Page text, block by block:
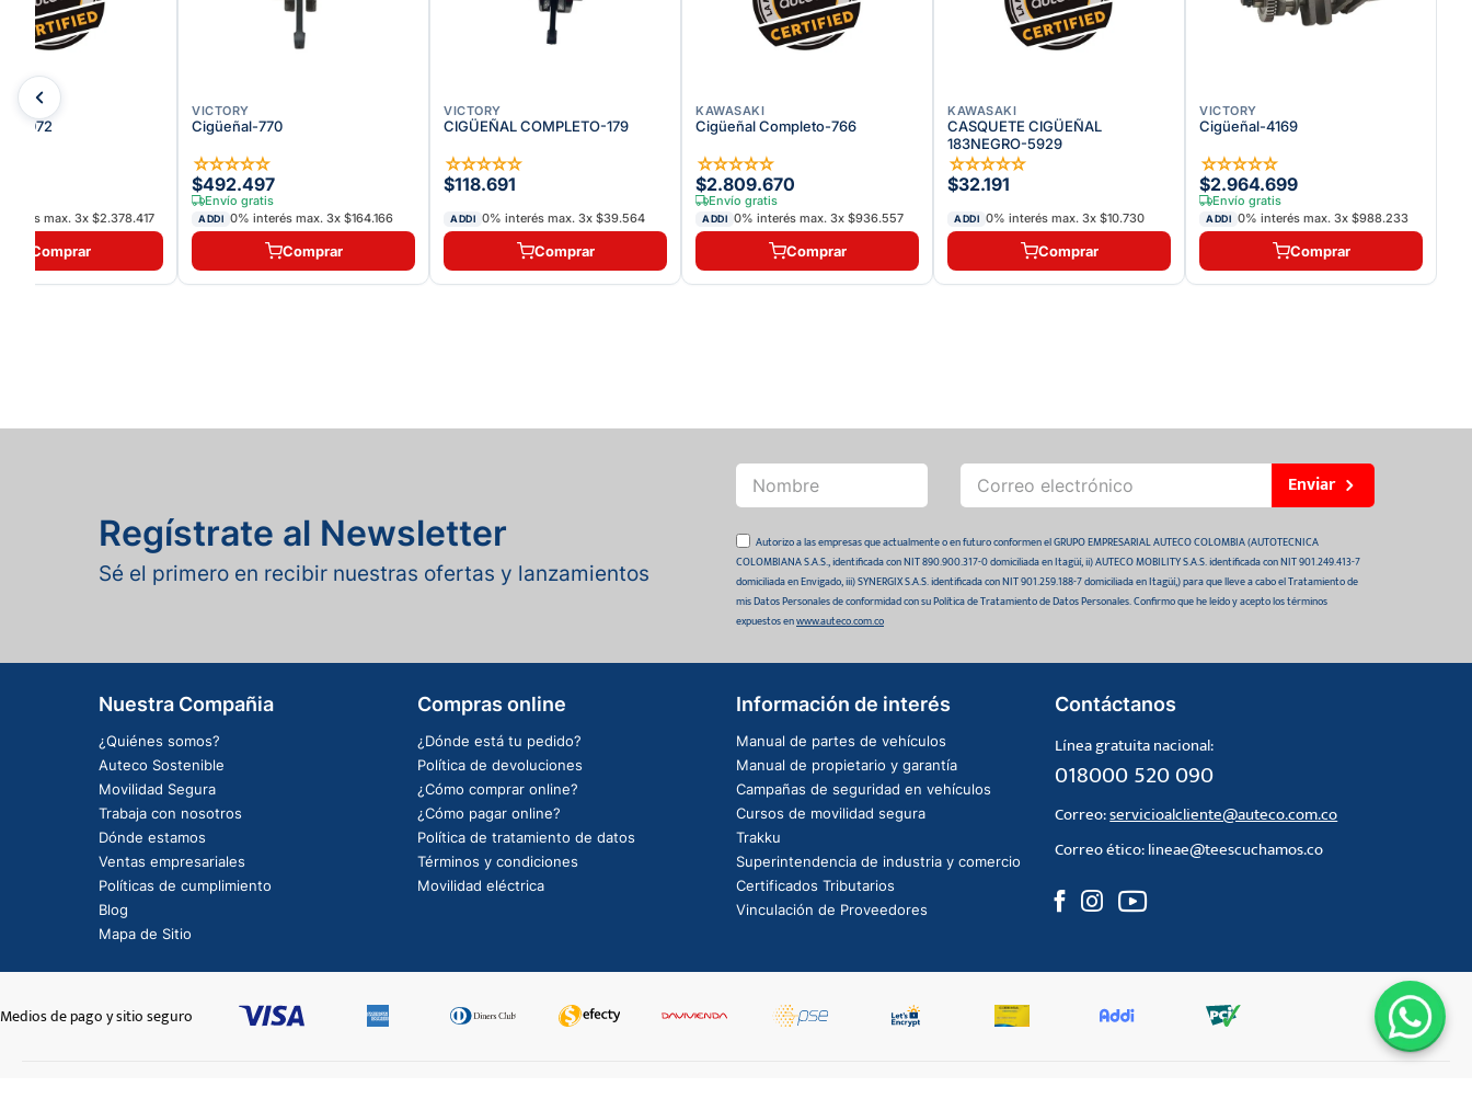
2072
max. 3x $2.378.417
Comprar
VICTORY
Cigüeñal-770
☆☆☆☆☆
$492.497
Envío gratis
ADDI 0% interés max. 3x $164.166
Comprar
VICTORY
CIGÜEÑAL COMPLETO-179
☆☆☆☆☆
$118.691
ADDI 0% interés max. 3x $39.564
Comprar
KAWASAKI
Cigüeñal Completo-766
☆☆☆☆☆
$2.809.670
Envío gratis
ADDI 0% interés max. 3x $936.557
Comprar
KAWASAKI
CASQUETE CIGÜEÑAL
183NEGRO-5929
☆☆☆☆☆
$32.191
ADDI 0% interés max. 3x $10.730
Comprar
VICTORY
Cigüeñal-4169
☆☆☆☆☆
$2.964.699
Envío gratis
ADDI 0% interés max. 3x $988.233
Comprar
Regístrate al Newsletter
Sé el primero en recibir nuestras ofertas y lanzamientos
Enviar
Autorizo a las empresas que actualmente o en futuro conformen el GRUPO EMPRESARIAL AUTECO COLOMBIA (AUTOTECNICA
COLOMBIANA S.A.S., identificada con NIT 890.900.317-0 domiciliada en Itagüí, ii) AUTECO MOBILITY S.A.S. identificada con NIT 901.249.413-7
domiciliada en Envigado, iii) SYNERGIX S.A.S. identificada con NIT 901.259.188-7 domiciliada en Itagüí,) para que lleve a cabo el Tratamiento de
mis Datos Personales de conformidad con su Política de Tratamiento de Datos Personales. Confirmo que he leído y acepto los términos
expuestos enwww.auteco.com.co
Nuestra Compañia
¿Quiénes somos?
Auteco Sostenible
Movilidad Segura
Trabaja con nosotros
Dónde estamos
Ventas empresariales
Políticas de cumplimiento
Blog
Mapa de Sitio
Compras online
¿Dónde está tu pedido?
Política de devoluciones
¿Cómo comprar online?
¿Cómo pagar online?
Política de tratamiento de datos
Términos y condiciones
Movilidad eléctrica
Información de interés
Manual de partes de vehículos
Manual de propietario y garantía
Campañas de seguridad en vehículos
Cursos de movilidad segura
Trakku
Superintendencia de industria y comercio
Certificados Tributarios
Vinculación de Proveedores
Contáctanos
Línea gratuita nacional:
018000 520 090
Correo:servicioalcliente@auteco.com.co
Correo ético:lineae@teescuchamos.co
Medios de pago y sitio seguro